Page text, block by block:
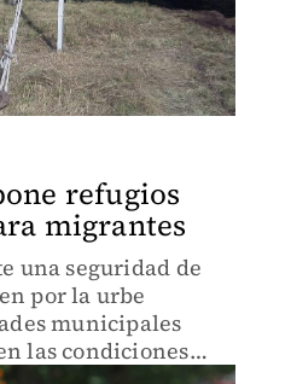
refugios
migrantes
una seguridad de
por la urbe
municipales
las condiciones